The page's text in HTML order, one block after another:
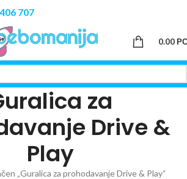
707
0.00
za
Drive &
Play
„Guralica za prohodavanje Drive & Play“